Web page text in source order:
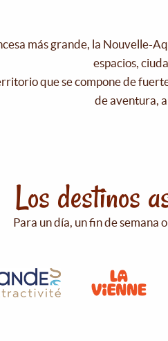
más grande, la Nouvelle-
espacios,
que se compone de
de aventura,
Los destinos
Para un día, un fin de semana o